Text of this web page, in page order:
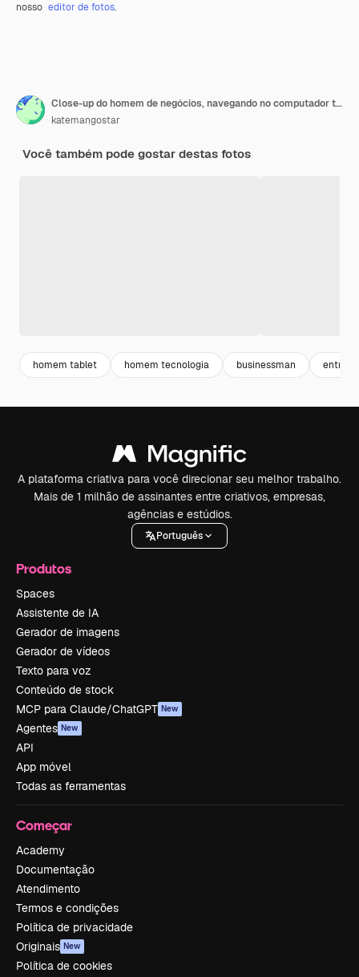
nosso editor de fotos.
Close-up do homem de negócios, navegando no computador tablet
katemangostar
Você também pode gostar destas fotos
homem tablet homem tecnologia businessman
A plataforma criativa para você direcionar seu melhor trabalho.
Mais de 1 milhão de assinantes entre criativos, empresas,
agências e estúdios.
Português
Produtos
Spaces
Assistente de IA
Gerador de imagens
Gerador de vídeos
Texto para voz
Conteúdo de stock
MCP para Claude/ChatGPT New
Agentes New
API
App móvel
Todas as ferramentas
Começar
Academy
Documentação
Atendimento
Termos e condições
Política de privacidade
Originais New
Política de cookies